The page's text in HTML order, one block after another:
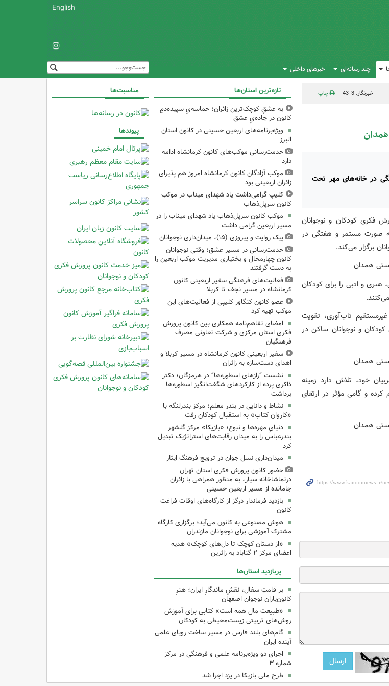
English
چند رسانه‌ای خبرهای داخلی
خبرنگار: 3_43 چاپ
در خانه‌های مهر تحت
فکری کودکان و نوجوانان
به صورت مستمر و هفتگی در
برگزار می‌کند.
هنری و ادبی را برای کودکان
تاب‌آوری، تقویت
و نوجوانان ساکن در
خود، تلاش دارد زمینه
و گامی مؤثر در ارتقای
تازه‌ترین استان‌ها
به عشقِ کوچک‌ترین زائران؛ حماسه‌یِ سپیده‌دمِ
کانون در جاده‌یِ عشق
ویژه‌برنامه‌های اربعین حسینی در کانون استان
البرز
خدمت‌رسانی موکب‌های کانون کرمانشاه ادامه
دارد
موکب آزادگان کانون کرمانشاه امروز هم پذیرای
زائران اربعینی بود
کلیپ گرامی‌داشت یاد شهدای میناب در موکب
کانون سرپل‌ذهاب
موکب کانون سرپل‌ذهاب یاد شهدای میناب را در
مسیر اربعین گرامی داشت
پیک روایت و پیروزی (۱۵)، میدان‌داری نوجوانان
خدمت‌رسانی در مسیر عشق؛ وقتی نوجوانان
کانون چهارمحال و بختیاری مدیریت موکب اربعین را
به دست گرفتند
فعالیت‌های فرهنگی سفیر اربعینی کانون
کرمانشاه در مسیر نجف تا کربلا
عضو کانون کنگاور کلیپی از فعالیت‌های این
موکب تهیه کرد
امضای تفاهم‌نامه همکاری بین کانون پرورش
فکری استان مرکزی و شرکت تعاونی مصرف
فرهنگیان
سفیر اربعینی کانون کرمانشاه در مسیر کربلا و
اهدای دست‌سازه به زائران
نشست “رازهای اسطوره‌ها” در هرمزگان؛ دکتر
ذاکری پرده از کارکردهای شگفت‌انگیز اسطوره‌ها
برداشت
نشاط و دانایی در بندر معلم؛ مرکز بندرلنگه با
«کاروان کتاب» به استقبال کودکان رفت
دنیایِ مهره‌ها و نبوغ؛ «بازیکا» مرکز گلشهر
بندرعباس را به میدان رقابت‌های استراتژیک تبدیل
کرد
میدان‌داری نسل جوان در ترویج فرهنگ ایثار
حضور کانون پرورش فکری استان تهران
درتماشاخانه سیار، به منظور همراهی با زائران
جامانده از مسیر اربعین حسینی
بازدید فرماندار درگز از کارگاه‌های اوقات فراغت
کانون
هوش مصنوعی به کانون می‌آید؛ برگزاری کارگاه
مشترک آموزشی برای نوجوانان مازندران
«از دستان کوچک تا دل‌های کوچک» هدیه
اعضای مرکز ۲ گناباد به زائرین
پربازدید استان‌ها
بر قامتِ سفال، نقشِ ماندگارِ ایران؛ هنرِ
کانون‌یاران نوجوان اصفهان
«طبیعت مال همه است» کتابی برای آموزش
روش‌های تربیتی زیست‌محیطی به کودکان
گام‌های بلند فارس در مسیر ساخت رویای علمی
آینده ایران
اجرای دو ویژه‌برنامه علمی و فرهنگی در مرکز
شماره ۳
طرح ملی بازیکا در یزد اجرا شد
مناسبت‌ها
پیوندها